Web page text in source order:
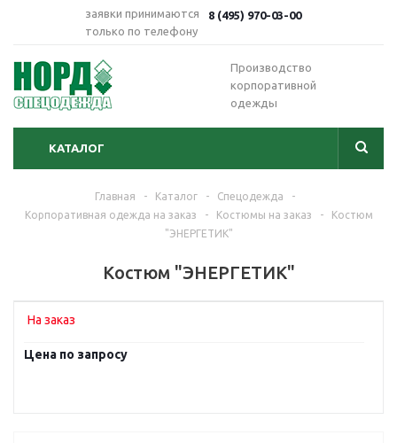
8 (495) 970-03-00
заявки принимаются
только по телефону
Производство
корпоративной
одежды
КАТАЛОГ
Главная - Каталог - Спецодежда
-
Корпоративная одежда на заказ
- Костюмы на заказ -
Костюм
"ЭНЕРГЕТИК"
Костюм "ЭНЕРГЕТИК"
На заказ
Цена по запросу